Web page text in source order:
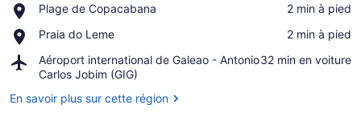
Atlântica
Plage de Copacabana
Place,
de
‪2 min à pied‬
Praia do Leme
Place,
do
Leme
‪2 min à pied‬
Aéroport international de Galeao - Antonio
Carlos Jobim (GIG)
Airport,
Aéroport
de
‪32 min en voiture‬
En savoir plus sur cette région